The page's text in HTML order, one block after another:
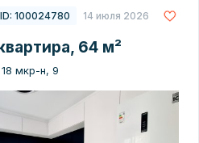
ID: 100024780 14 июля 2026
64 м²
мкр-н, 9